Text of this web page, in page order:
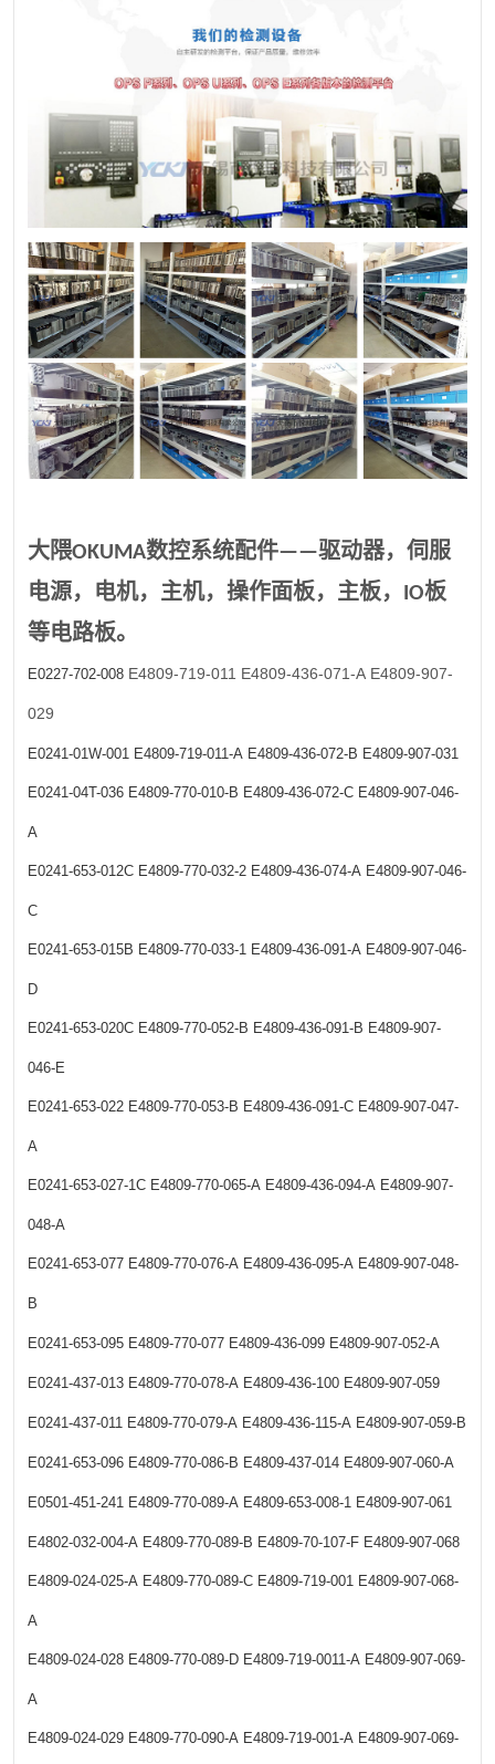
大隈OKUMA数控系统配件——驱动器，伺服
电源，电机，主机，操作面板，主板，IO板
等电路板。
E0227-702-008 E4809-719-011 E4809-436-071-A E4809-907-
029
E0241-01W-001 E4809-719-011-A E4809-436-072-B E4809-907-031
E0241-04T-036 E4809-770-010-B E4809-436-072-C E4809-907-046-
A
E0241-653-012C E4809-770-032-2 E4809-436-074-A E4809-907-046-
C
E0241-653-015B E4809-770-033-1 E4809-436-091-A E4809-907-046-
D
E0241-653-020C E4809-770-052-B E4809-436-091-B E4809-907-
046-E
E0241-653-022 E4809-770-053-B E4809-436-091-C E4809-907-047-
A
E0241-653-027-1C E4809-770-065-A E4809-436-094-A E4809-907-
048-A
E0241-653-077 E4809-770-076-A E4809-436-095-A E4809-907-048-
B
E0241-653-095 E4809-770-077 E4809-436-099 E4809-907-052-A
E0241-437-013 E4809-770-078-A E4809-436-100 E4809-907-059
E0241-437-011 E4809-770-079-A E4809-436-115-A E4809-907-059-B
E0241-653-096 E4809-770-086-B E4809-437-014 E4809-907-060-A
E0501-451-241 E4809-770-089-A E4809-653-008-1 E4809-907-061
E4802-032-004-A E4809-770-089-B E4809-70-107-F E4809-907-068
E4809-024-025-A E4809-770-089-C E4809-719-001 E4809-907-068-
A
E4809-024-028 E4809-770-089-D E4809-719-0011-A E4809-907-069-
A
E4809-024-029 E4809-770-090-A E4809-719-001-A E4809-907-069-